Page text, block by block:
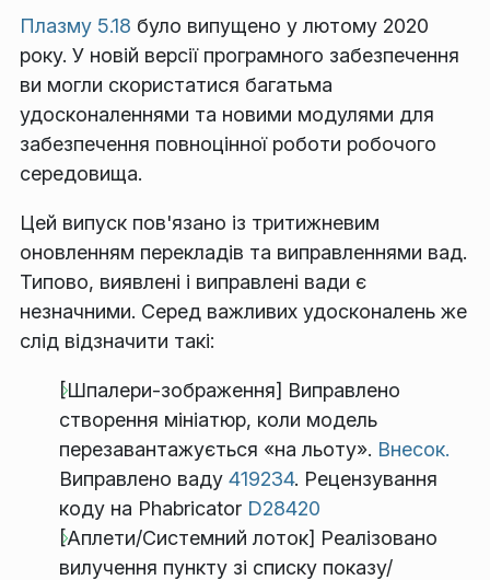
Плазму 5.18 було випущено у лютому 2020
року. У новій версії програмного забезпечення
ви могли скористатися багатьма
удосконаленнями та новими модулями для
забезпечення повноцінної роботи робочого
середовища.
Цей випуск пов'язано із тритижневим
оновленням перекладів та виправленнями вад.
Типово, виявлені і виправлені вади є
незначними. Серед важливих удосконалень же
слід відзначити такі:
[Шпалери-зображення] Виправлено
створення мініатюр, коли модель
перезавантажується «на льоту». Внесок.
Виправлено ваду 419234. Рецензування
коду на Phabricator D28420
[Аплети/Системний лоток] Реалізовано
вилучення пункту зі списку показу/